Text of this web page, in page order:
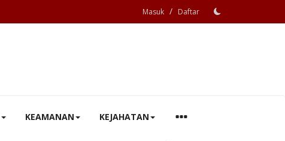
Masuk / Daftar
KEAMANAN KEJAHATAN